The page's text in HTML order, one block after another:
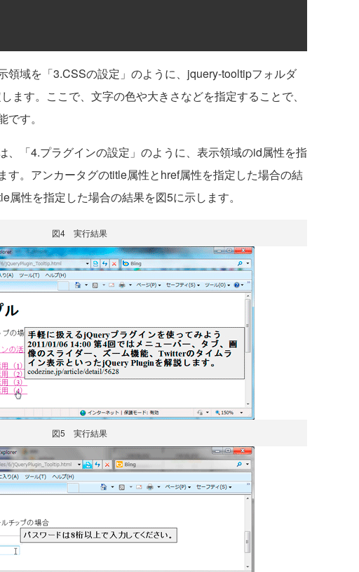
領域を「3.CSSの設定」のように、jquery-tooltipフォルダ
ます。ここで、文字の色や大きさなどを指定することで、
す。
「4.プラグインの設定」のように、表示領域のid属性を指
す。アンカータグのtitle属性とhref属性を指定した場合の結
属性を指定した場合の結果を図5に示します。
図4 実行結果
図5 実行結果